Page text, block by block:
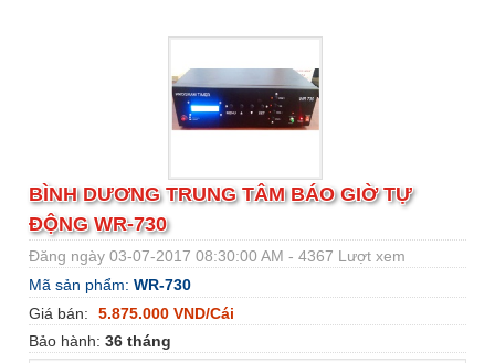
BÌNH DƯƠNG TRUNG TÂM BÁO GIỜ TỰ
ĐỘNG WR-730
Đăng ngày 03-07-2017 08:30:00 AM - 4367 Lượt xem
Mã sản phẩm: WR-730
Giá bán:
5.875.000 VND/Cái
Bảo hành: 36 tháng